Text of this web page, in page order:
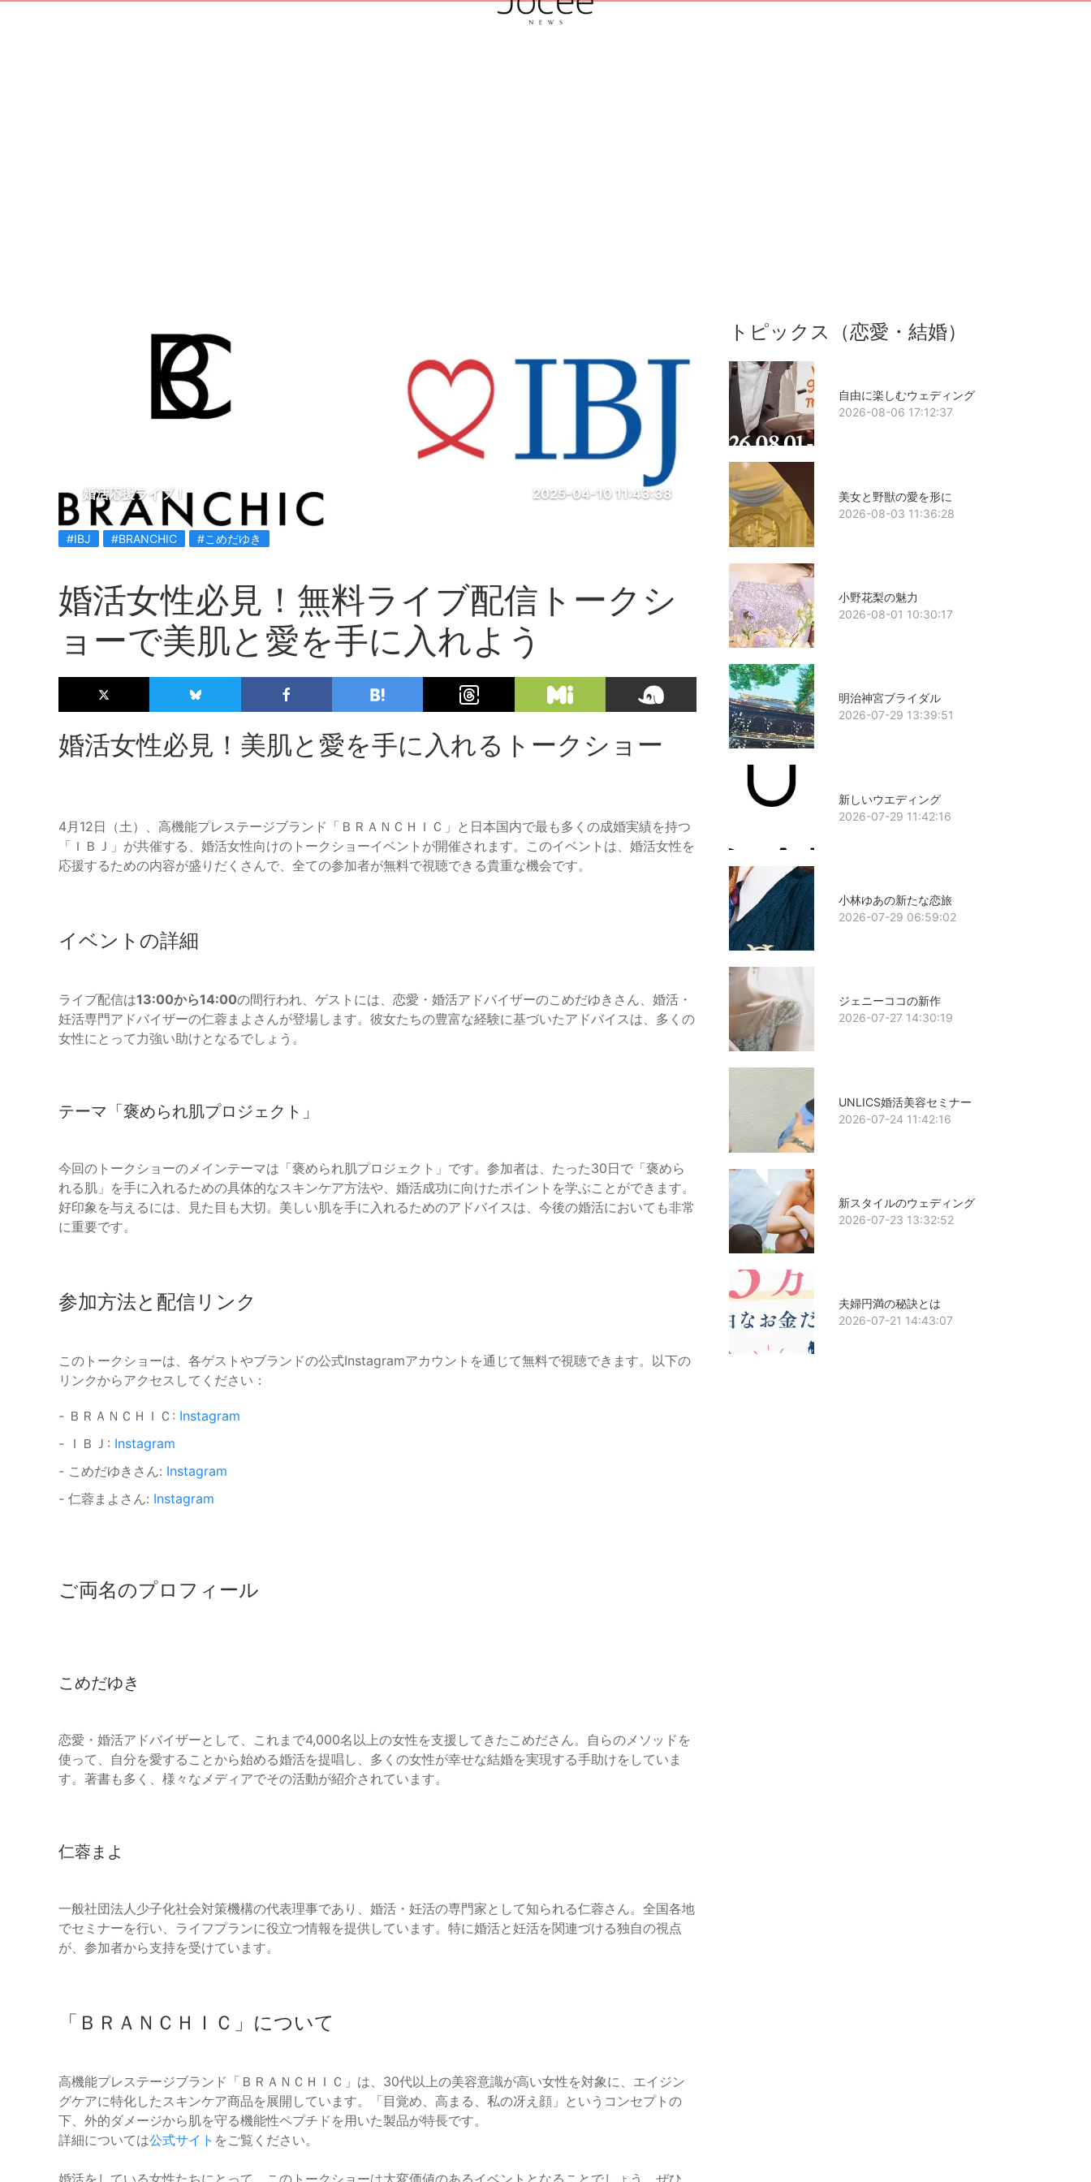
婚活応援ライブ！ 2025-04-10 11:43:38
#IBJ #BRANCHIC #こめだゆき
婚活女性必見！無料ライブ配信トークシ
ョーで美肌と愛を手に入れよう
婚活女性必見！美肌と愛を手に入れるトークショー
4月12日（土）、高機能プレステージブランド「ＢＲＡＮＣＨＩＣ」と日本国内で最も多くの成婚実績を持つ
「ＩＢＪ」が共催する、婚活女性向けのトークショーイベントが開催されます。このイベントは、婚活女性を
応援するための内容が盛りだくさんで、全ての参加者が無料で視聴できる貴重な機会です。
イベントの詳細
ライブ配信は13:00から14:00の間行われ、ゲストには、恋愛・婚活アドバイザーのこめだゆきさん、婚活・
妊活専門アドバイザーの仁蓉まよさんが登場します。彼女たちの豊富な経験に基づいたアドバイスは、多くの
女性にとって力強い助けとなるでしょう。
テーマ「褒められ肌プロジェクト」
今回のトークショーのメインテーマは「褒められ肌プロジェクト」です。参加者は、たった30日で「褒めら
れる肌」を手に入れるための具体的なスキンケア方法や、婚活成功に向けたポイントを学ぶことができます。
好印象を与えるには、見た目も大切。美しい肌を手に入れるためのアドバイスは、今後の婚活においても非常
に重要です。
参加方法と配信リンク
このトークショーは、各ゲストやブランドの公式Instagramアカウントを通じて無料で視聴できます。以下の
リンクからアクセスしてください：
- ＢＲＡＮＣＨＩＣ: Instagram
- ＩＢＪ: Instagram
- こめだゆきさん: Instagram
- 仁蓉まよさん: Instagram
ご両名のプロフィール
こめだゆき
恋愛・婚活アドバイザーとして、これまで4,000名以上の女性を支援してきたこめださん。自らのメソッドを
使って、自分を愛することから始める婚活を提唱し、多くの女性が幸せな結婚を実現する手助けをしていま
す。著書も多く、様々なメディアでその活動が紹介されています。
仁蓉まよ
一般社団法人少子化社会対策機構の代表理事であり、婚活・妊活の専門家として知られる仁蓉さん。全国各地
でセミナーを行い、ライフプランに役立つ情報を提供しています。特に婚活と妊活を関連づける独自の視点
が、参加者から支持を受けています。
「ＢＲＡＮＣＨＩＣ」について
高機能プレステージブランド「ＢＲＡＮＣＨＩＣ」は、30代以上の美容意識が高い女性を対象に、エイジン
グケアに特化したスキンケア商品を展開しています。「目覚め、高まる、私の冴え顔」というコンセプトの
下、外的ダメージから肌を守る機能性ペプチドを用いた製品が特長です。
詳細については公式サイト をご覧ください。
トピックス（恋愛・結婚）
自由に楽しむウェディング
2026-08-06 17:12:37
美女と野獣の愛を形に
2026-08-03 11:36:28
小野花梨の魅力
2026-08-01 10:30:17
明治神宮ブライダル
2026-07-29 13:39:51
新しいウエディング
2026-07-29 11:42:16
小林ゆあの新たな恋旅
2026-07-29 06:59:02
ジェニーココの新作
2026-07-27 14:30:19
UNLICS婚活美容セミナー
2026-07-24 11:42:16
新スタイルのウェディング
2026-07-23 13:32:52
夫婦円満の秘訣とは
2026-07-21 14:43:07